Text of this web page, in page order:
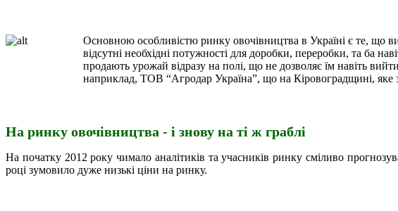
Основною особливістю ринку овочівництва в Україні є те, що
відсутні необхідні потужності для доробки, переробки, та ба
продають урожай відразу на полі, що не дозволяє їм навіть
наприклад, ТОВ “Агродар Україна”, що на Кіровоградщині, яке
На ринку овочівництва - і знову на ті ж граблі
На початку 2012 року чимало аналітиків та учасників ринку сміливо
році зумовило дуже низькі ціни на ринку.